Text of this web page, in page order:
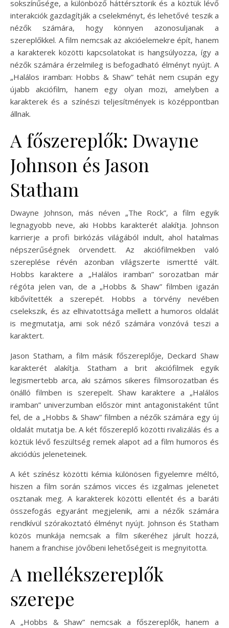
sokszínűsége, a különböző háttérsztorik és a köztük lévő
interakciók gazdagítják a cselekményt, és lehetővé teszik a
nézők számára, hogy könnyen azonosuljanak a
szereplőkkel. A film nemcsak az akcióelemekre épít, hanem
a karakterek közötti kapcsolatokat is hangsúlyozza, így a
nézők számára érzelmileg is befogadható élményt nyújt. A
„Halálos iramban: Hobbs & Shaw” tehát nem csupán egy
újabb akciófilm, hanem egy olyan mozi, amelyben a
karakterek és a színészi teljesítmények is középpontban
állnak.
A főszereplők: Dwayne
Johnson és Jason
Statham
Dwayne Johnson, más néven „The Rock”, a film egyik
legnagyobb neve, aki Hobbs karakterét alakítja. Johnson
karrierje a profi birkózás világából indult, ahol hatalmas
népszerűségnek örvendett. Az akciófilmekben való
szereplése révén azonban világszerte ismertté vált.
Hobbs karaktere a „Halálos iramban” sorozatban már
régóta jelen van, de a „Hobbs & Shaw” filmben igazán
kibővítették a szerepét. Hobbs a törvény nevében
cselekszik, és az elhivatottsága mellett a humoros oldalát
is megmutatja, ami sok néző számára vonzóvá teszi a
karaktert.
Jason Statham, a film másik főszereplője, Deckard Shaw
karakterét alakítja. Statham a brit akciófilmek egyik
legismertebb arca, aki számos sikeres filmsorozatban és
önálló filmben is szerepelt. Shaw karaktere a „Halálos
iramban” univerzumban először mint antagonistaként tűnt
fel, de a „Hobbs & Shaw” filmben a nézők számára egy új
oldalát mutatja be. A két főszereplő közötti rivalizálás és a
köztük lévő feszültség remek alapot ad a film humoros és
akciódús jeleneteinek.
A két színész közötti kémia különösen figyelemre méltó,
hiszen a film során számos vicces és izgalmas jelenetet
osztanak meg. A karakterek közötti ellentét és a baráti
összefogás egyaránt megjelenik, ami a nézők számára
rendkívül szórakoztató élményt nyújt. Johnson és Statham
közös munkája nemcsak a film sikeréhez járult hozzá,
hanem a franchise jövőbeni lehetőségeit is megnyitotta.
A mellékszereplők
szerepe
A „Hobbs & Shaw” nemcsak a főszereplők, hanem a